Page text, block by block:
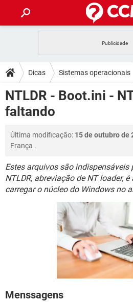
CELULAR
OUTLOOK
INSTAGRAM
DICAS
JOGOS
CELULAR
INSTAGRAM
DOWNLOADS
JOGOS
OUTLOOK
INSTAGRAM
GUIA DE COMPRAS
FÓRUM
JOGOS
OUTLOOK
INSTAGRAM
GUIA DE COMPRAS
GLOSSÁRIO
JOGOS
CELULAR
GUIA DE COMPRAS
Dicas Sistemas operacionais
NTLDR - Boot.ini -
faltando
Última modificação: 15 de outubro de
França .
Estes arquivos são indispensáveis
NTLDR, abreviação de NT loader,
carregar o núcleo do Windows no
Menssagens